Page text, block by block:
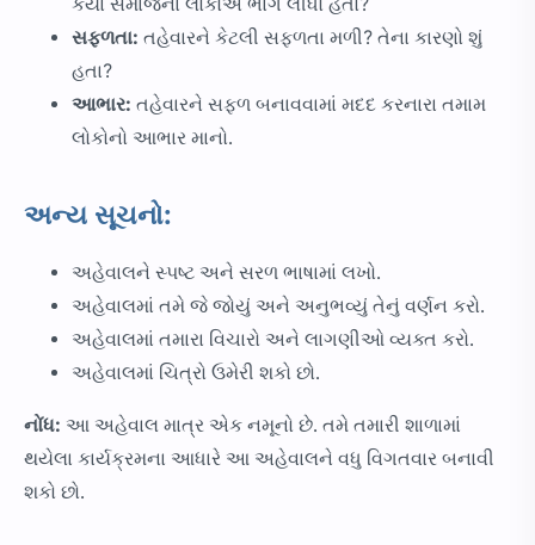
કયા સમાજના લોકોએ ભાગ લીધો હતો?
સફળતા: તહેવારને કેટલી સફળતા મળી? તેના કારણો શું
હતા?
આભાર: તહેવારને સફળ બનાવવામાં મદદ કરનારા તમામ
લોકોનો આભાર માનો.
અન્ય સૂચનો:
અહેવાલને સ્પષ્ટ અને સરળ ભાષામાં લખો.
અહેવાલમાં તમે જે જોયું અને અનુભવ્યું તેનું વર્ણન કરો.
અહેવાલમાં તમારા વિચારો અને લાગણીઓ વ્યક્ત કરો.
અહેવાલમાં ચિત્રો ઉમેરી શકો છો.
નોંધ: આ અહેવાલ માત્ર એક નમૂનો છે. તમે તમારી શાળામાં
થયેલા કાર્યક્રમના આધારે આ અહેવાલને વધુ વિગતવાર બનાવી
શકો છો.